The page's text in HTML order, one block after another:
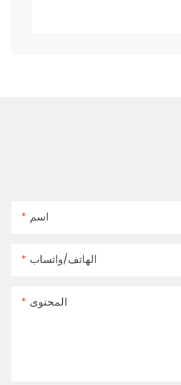
اسم
الهاتف/واتساب
المحتوى